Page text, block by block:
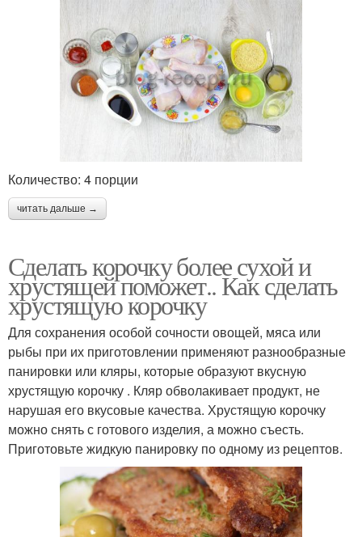
Количество: 4 порции
читать дальше →
Сделать корочку более сухой и
хрустящей поможет.. Как сделать
хрустящую корочку
Для сохранения особой сочности овощей, мяса или
рыбы при их приготовлении применяют разнообразные
панировки или кляры, которые образуют вкусную
хрустящую корочку . Кляр обволакивает продукт, не
нарушая его вкусовые качества. Хрустящую корочку
можно снять с готового изделия, а можно съесть.
Приготовьте жидкую панировку по одному из рецептов.